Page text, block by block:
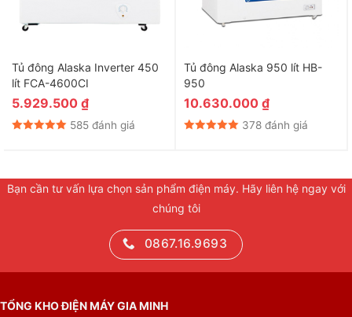
Tủ đông Alaska Inverter 450
lít FCA-4600CI
5.929.500 ₫
585 đánh giá
Tủ đông Alaska 950 lít HB-
950
10.630.000 ₫
378 đánh giá
Bạn cần tư vấn lựa chọn sản phẩm điện máy. Hãy liên hệ ngay với
chúng tôi
0867.16.9693
TỔNG KHO ĐIỆN MÁY GIA MINH